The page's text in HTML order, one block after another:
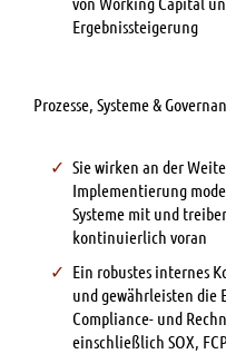
Ergebnissteigerung
Prozesse, Systeme &
Sie wirken an der
Implementierung
Systeme mit und
kontinuierlich voran
Ein robustes internes
und gewährleisten
Compliance- und
einschließlich SOX,